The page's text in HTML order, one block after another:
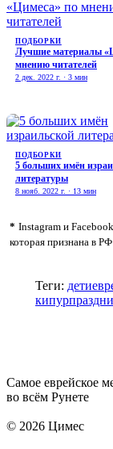
ПОДБОРКИ
Лучшие материалы
мнению читателей
2 дек. 2022 г. · 3 мин
ПОДБОРКИ
5 больших имён
литературы
8 нояб. 2022 г. · 13 мин
* Instagram и
которая признана в
Теги: дети
кипур
Самое еврейское
во всём Рунете
© 2026 Цимес